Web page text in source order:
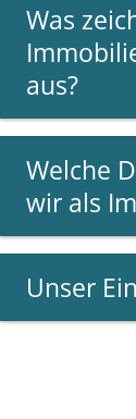
Was
aus?
Welche
wir als
Unser